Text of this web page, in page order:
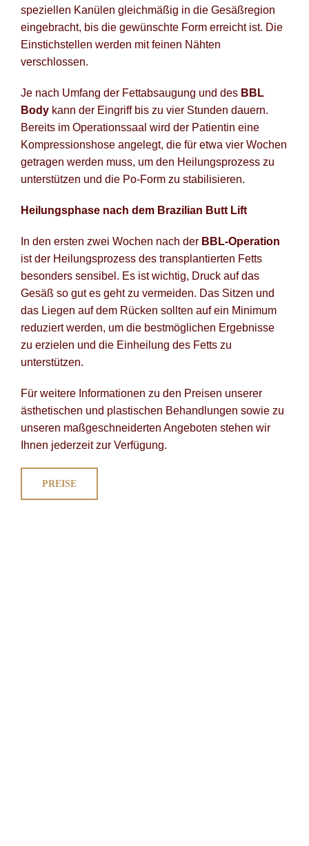
speziellen Kanülen gleichmäßig in die Gesäßregion
eingebracht, bis die gewünschte Form erreicht ist. Die
Einstichstellen werden mit feinen Nähten
verschlossen.
Je nach Umfang der Fettabsaugung und des BBL
Bodykann der Eingriff bis zu vier Stunden dauern.
Bereits im Operationssaal wird der Patientin eine
Kompressionshose angelegt, die für etwa vier Wochen
getragen werden muss, um den Heilungsprozess zu
unterstützen und die Po-Form zu stabilisieren.
Heilungsphase nach dem Brazilian Butt Lift
In den ersten zwei Wochen nach der BBL-Operation
ist der Heilungsprozess des transplantierten Fetts
besonders sensibel. Es ist wichtig, Druck auf das
Gesäß so gut es geht zu vermeiden. Das Sitzen und
das Liegen auf dem Rücken sollten auf ein Minimum
reduziert werden, um die bestmöglichen Ergebnisse
zu erzielen und die Einheilung des Fetts zu
unterstützen.
Für weitere Informationen zu den Preisen unserer
ästhetischen und plastischen Behandlungen sowie zu
unseren maßgeschneiderten Angeboten stehen wir
Ihnen jederzeit zur Verfügung.
PREISE